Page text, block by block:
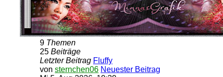
9 Themen
25 Beiträge
Letzter Beitrag Fluffy
von sternchen06 Neuester Beitrag